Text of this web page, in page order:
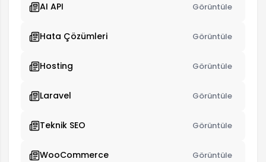
AI API Görüntüle
Hata Çözümleri Görüntüle
Hosting Görüntüle
Laravel Görüntüle
Teknik SEO Görüntüle
WooCommerce Görüntüle